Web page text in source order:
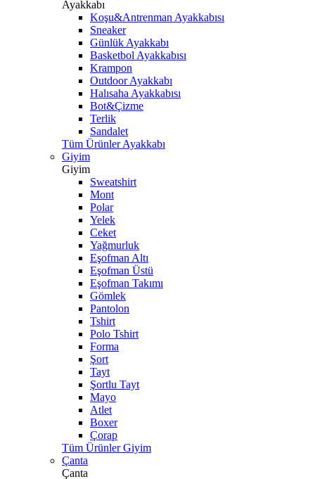
Ayakkabı
Koşu&Antrenman Ayakkabısı
Sneaker
Günlük Ayakkabı
Basketbol Ayakkabısı
Krampon
Outdoor Ayakkabı
Halısaha Ayakkabısı
Bot&Çizme
Terlik
Sandalet
Tüm Ürünler Ayakkabı
Giyim
Giyim
Sweatshirt
Mont
Polar
Yelek
Ceket
Yağmurluk
Eşofman Altı
Eşofman Üstü
Eşofman Takımı
Gömlek
Pantolon
Tshirt
Polo Tshirt
Forma
Şort
Tayt
Şortlu Tayt
Mayo
Atlet
Boxer
Çorap
Tüm Ürünler Giyim
Çanta
Çanta